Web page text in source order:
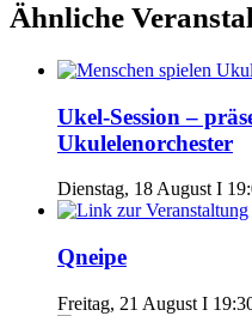
Ähnliche
Ukel-Session –
Ukulelenorchester
Dienstag, 18 August I
Qneipe
Freitag, 21 August I